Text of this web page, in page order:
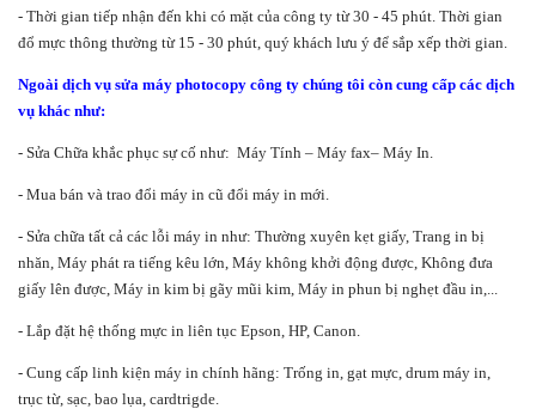
- Thời gian tiếp nhận đến khi có mặt của công ty từ 30 - 45 phút. Thời gian
đổ mực thông thường từ 15 - 30 phút, quý khách lưu ý để sắp xếp thời gian.
Ngoài dịch vụ sửa máy photocopy công ty chúng tôi còn cung cấp các dịch
vụ khác như:
- Sửa Chữa khắc phục sự cố như: Máy Tính – Máy fax– Máy In.
- Mua bán và trao đổi máy in cũ đổi máy in mới.
- Sửa chữa tất cả các lỗi máy in như: Thường xuyên kẹt giấy, Trang in bị
nhăn, Máy phát ra tiếng kêu lớn, Máy không khởi động được, Không đưa
giấy lên được, Máy in kim bị gãy mũi kim, Máy in phun bị nghẹt đầu in,...
- Lắp đặt hệ thống mực in liên tục Epson, HP, Canon.
- Cung cấp linh kiện máy in chính hãng: Trống in, gạt mực, drum máy in,
trục từ, sạc, bao lụa, cardtrigde.